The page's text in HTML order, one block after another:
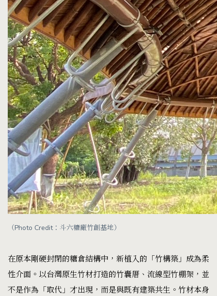
（Photo Credit：斗六糖廠竹創基地）
在原本剛硬封閉的糖倉結構中，新植入的「竹構築」成為柔
性介面。以台灣原生竹材打造的竹囊厝、流線型竹棚架，並
不是作為「取代」才出現，而是與既有建築共生。竹材本身